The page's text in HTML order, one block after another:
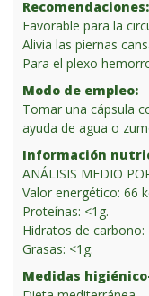
Recomendaciones:
Favorable para la
Alivia las piernas
Para el plexo
Modo de empleo:
Tomar una cápsula
ayuda de agua o
Información
ANÁLISIS MEDIO
Valor energético: 66
Proteínas: <1g.
Hidratos de carbono:
Grasas: <1g.
Medidas